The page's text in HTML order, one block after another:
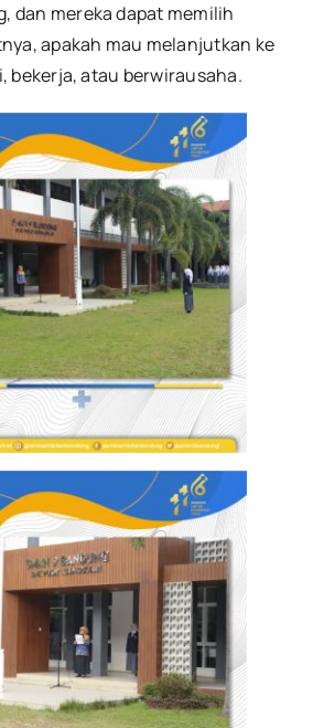
dan mereka dapat memilih
apakah mau melanjutkan ke
bekerja, atau berwirausaha.